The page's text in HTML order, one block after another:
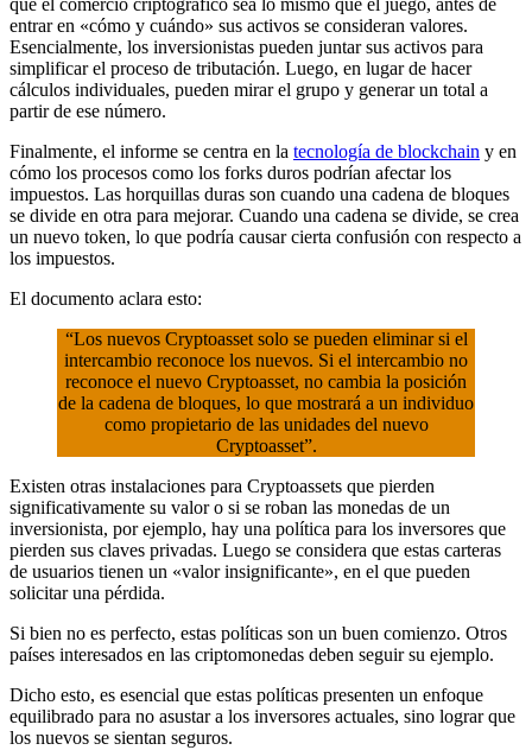
que el comercio criptográfico sea lo mismo que el juego, antes de
entrar en «cómo y cuándo» sus activos se consideran valores.
Esencialmente, los inversionistas pueden juntar sus activos para
simplificar el proceso de tributación. Luego, en lugar de hacer
cálculos individuales, pueden mirar el grupo y generar un total a
partir de ese número.
Finalmente, el informe se centra en la tecnología de blockchain y en
cómo los procesos como los forks duros podrían afectar los
impuestos. Las horquillas duras son cuando una cadena de bloques
se divide en otra para mejorar. Cuando una cadena se divide, se crea
un nuevo token, lo que podría causar cierta confusión con respecto a
los impuestos.
El documento aclara esto:
“Los nuevos Cryptoasset solo se pueden eliminar si el
intercambio reconoce los nuevos. Si el intercambio no
reconoce el nuevo Cryptoasset, no cambia la posición
de la cadena de bloques, lo que mostrará a un individuo
como propietario de las unidades del nuevo
Cryptoasset”.
Existen otras instalaciones para Cryptoassets que pierden
significativamente su valor o si se roban las monedas de un
inversionista, por ejemplo, hay una política para los inversores que
pierden sus claves privadas. Luego se considera que estas carteras
de usuarios tienen un «valor insignificante», en el que pueden
solicitar una pérdida.
Si bien no es perfecto, estas políticas son un buen comienzo. Otros
países interesados en las criptomonedas deben seguir su ejemplo.
Dicho esto, es esencial que estas políticas presenten un enfoque
equilibrado para no asustar a los inversores actuales, sino lograr que
los nuevos se sientan seguros.